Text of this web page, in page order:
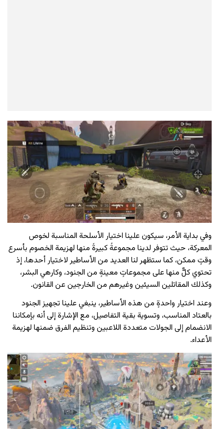
وفي بداية الأمر، سيكون علينا اختيار الأسلحة المناسبة لخوص
المعركة، حيث تتوفر لدينا مجموعةً كبيرةً منها لهزيمة الخصوم بأسرع
وقتٍ ممكن، كما ستظهر لنا العديد من الأساطير لاختيار أحدها، إذ
تحتوي كلٌّ منها على مجموعاتٍ معينةٍ من الجنود، وكارهي البشر،
وكذلك المقاتلين السيئين وغيرهم من الخارجين عن القانون.
وعند اختيار واحدةٍ من هذه الأساطير، ينبغي علينا تجهيز الجنود
بالعتاد المناسب، وتسوية بقية التفاصيل، مع الإشارة إلى أنه بإمكاننا
الانضمام إلى الجولات متعددة اللاعبين وتنظيم الفرق ضمنها لهزيمة
الأعداء.